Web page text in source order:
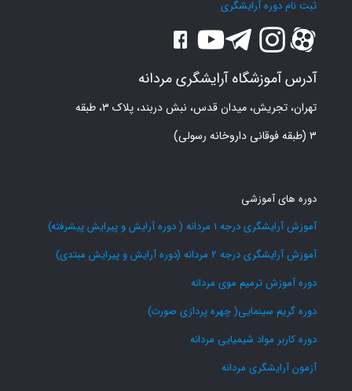
ثبت نام دوره آرایشگری
آدرس آموزشگاه آرایشگری مردانه
تهران، تجریش، میدان قدس، نبش دربند، پلاک ۳، طبقه
۳ (طبقه فوقانی داروخانه رسولی)
دوره های آموزشی
آموزش آرایشگری درجه 1 مردانه ( دوره آرایش و پیرایش پیشرفته)
آموزش آرایشگری درجه 2 مردانه (دوره آرایش و پیرایش مبتدی)
دوره آموزش ترمیم موی مردانه
دوره گریم سینمایی( چهره پردازی صورت)
دوره کاربر مواد شیمیایی مردانه
آزمون آرایشگری مردانه